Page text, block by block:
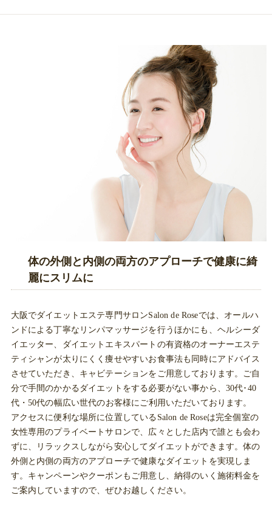
体の外側と内側の両方のアプローチで健康に綺
麗にスリムに
大阪でダイエットエステ専門サロンSalon de Roseでは、オールハ
ンドによる丁寧なリンパマッサージを行うほかにも、ヘルシーダ
イエッター、ダイエットエキスパートの有資格のオーナーエステ
ティシャンが太りにくく痩せやすいお食事法も同時にアドバイス
させていただき、キャビテーションをご用意しております。ご自
分で手間のかかるダイエットをする必要がない事から、30代･40
代・50代の幅広い世代のお客様にご利用いただいております。
アクセスに便利な場所に位置しているSalon de Roseは完全個室の
女性専用のプライベートサロンで、広々とした店内で誰とも会わ
ずに、リラックスしながら安心してダイエットができます。体の
外側と内側の両方のアプローチで健康なダイエットを実現しま
す。キャンペーンやクーポンもご用意し、納得のいく施術料金を
ご案内していますので、ぜひお越しください。